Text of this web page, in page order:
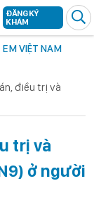
VIỆT NAM
ĐĂNG KÝ
KHÁM
điều trị và
trị và
ở người